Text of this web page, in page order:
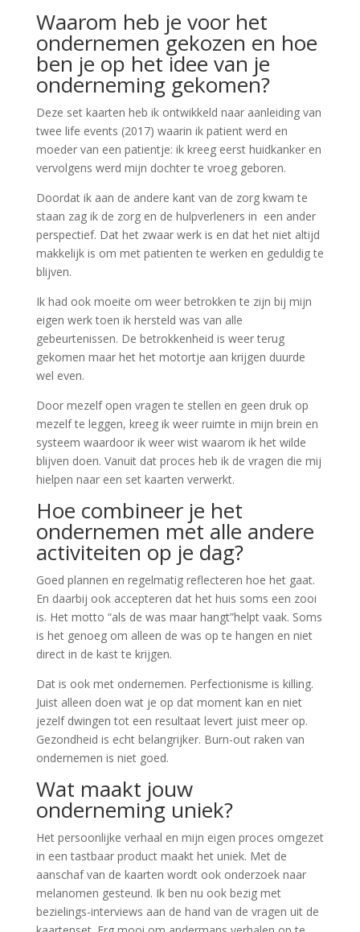
Waarom heb je voor het
ondernemen gekozen en hoe
ben je op het idee van je
onderneming gekomen?
Deze set kaarten heb ik ontwikkeld naar aanleiding van
twee life events (2017) waarin ik patient werd en
moeder van een patientje: ik kreeg eerst huidkanker en
vervolgens werd mijn dochter te vroeg geboren.
Doordat ik aan de andere kant van de zorg kwam te
staan zag ik de zorg en de hulpverleners in een ander
perspectief. Dat het zwaar werk is en dat het niet altijd
makkelijk is om met patienten te werken en geduldig te
blijven.
Ik had ook moeite om weer betrokken te zijn bij mijn
eigen werk toen ik hersteld was van alle
gebeurtenissen. De betrokkenheid is weer terug
gekomen maar het het motortje aan krijgen duurde
wel even.
Door mezelf open vragen te stellen en geen druk op
mezelf te leggen, kreeg ik weer ruimte in mijn brein en
systeem waardoor ik weer wist waarom ik het wilde
blijven doen. Vanuit dat proces heb ik de vragen die mij
hielpen naar een set kaarten verwerkt.
Hoe combineer je het
ondernemen met alle andere
activiteiten op je dag?
Goed plannen en regelmatig reflecteren hoe het gaat.
En daarbij ook accepteren dat het huis soms een zooi
is. Het motto “als de was maar hangt”helpt vaak. Soms
is het genoeg om alleen de was op te hangen en niet
direct in de kast te krijgen.
Dat is ook met ondernemen. Perfectionisme is killing.
Juist alleen doen wat je op dat moment kan en niet
jezelf dwingen tot een resultaat levert juist meer op.
Gezondheid is echt belangrijker. Burn-out raken van
ondernemen is niet goed.
Wat maakt jouw
onderneming uniek?
Het persoonlijke verhaal en mijn eigen proces omgezet
in een tastbaar product maakt het uniek. Met de
aanschaf van de kaarten wordt ook onderzoek naar
melanomen gesteund. Ik ben nu ook bezig met
bezielings-interviews aan de hand van de vragen uit de